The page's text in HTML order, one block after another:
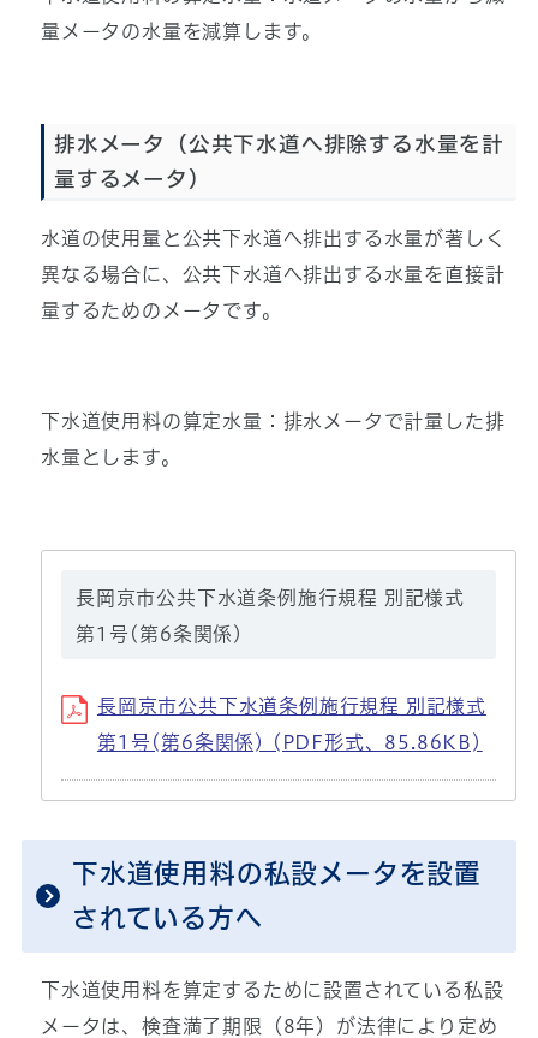
量メータの水量を減算します。
排水メータ（公共下水道へ排除する水量を計
量するメータ）
水道の使用量と公共下水道へ排出する水量が著しく
異なる場合に、公共下水道へ排出する水量を直接計
量するためのメータです。
下水道使用料の算定水量：排水メータで計量した排
水量とします。
長岡京市公共下水道条例施行規程 別記様式
第1号(第6条関係)
長岡京市公共下水道条例施行規程 別記様式
第1号(第6条関係) (PDF形式、85.86KB)
下水道使用料の私設メータを設置
されている方へ
下水道使用料を算定するために設置されている私設
メータは、検査満了期限（8年）が法律により定め